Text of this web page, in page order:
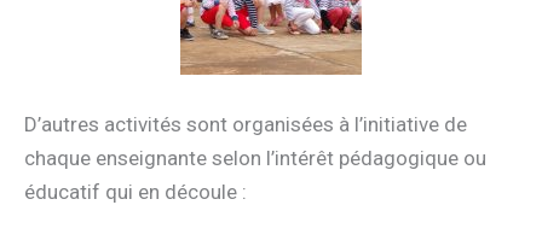
D’autres activités sont organisées à l’initiative de
chaque enseignante selon l’intérêt pédagogique ou
éducatif qui en découle :